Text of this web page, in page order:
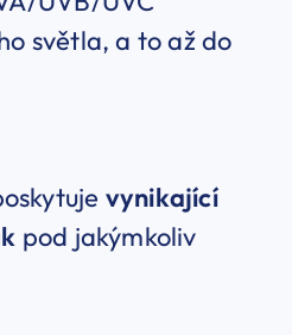
světla, a to až do
vynikající
pod jakýmkoliv